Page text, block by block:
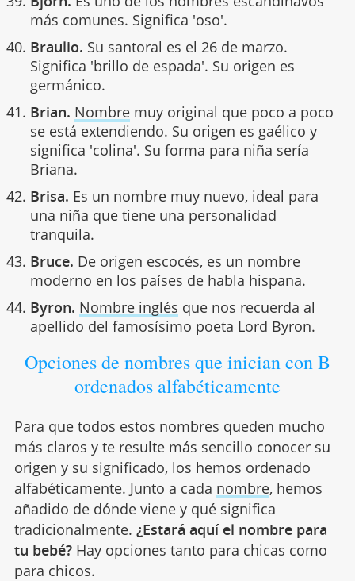
más comunes. Significa 'oso'.
Braulio. Su santoral es el 26 de marzo.
Significa 'brillo de espada'. Su origen es
germánico.
Brian. Nombremuy original que poco a poco
se está extendiendo. Su origen es gaélico y
significa 'colina'. Su forma para niña sería
Briana.
Brisa. Es un nombre muy nuevo, ideal para
una niña que tiene una personalidad
tranquila.
Bruce. De origen escocés, es un nombre
moderno en los países de habla hispana.
Byron. Nombre inglés que nos recuerda al
apellido del famosísimo poeta Lord Byron.
Opciones de nombres que inician con B
ordenados alfabéticamente
Para que todos estos nombres queden mucho
más claros y te resulte más sencillo conocer su
origen y su significado, los hemos ordenado
alfabéticamente. Junto a cada nombre, hemos
añadido de dónde viene y qué significa
tradicionalmente. ¿Estará aquí el nombre para
tu bebé?Hay opciones tanto para chicas como
para chicos.